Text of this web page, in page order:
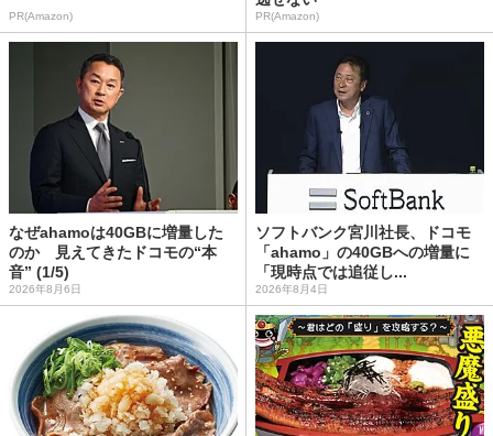
PR(Amazon) PR(Amazon)
なぜahamoは40GBに増量した
のか 見えてきたドコモの“本
音” (1/5)
2026年8月6日
ソフトバンク宮川社長、ドコモ
「ahamo」の40GBへの増量に
「現時点では追従し...
2026年8月4日